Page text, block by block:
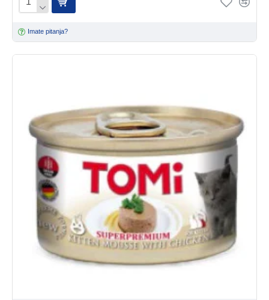
Imate pitanja?